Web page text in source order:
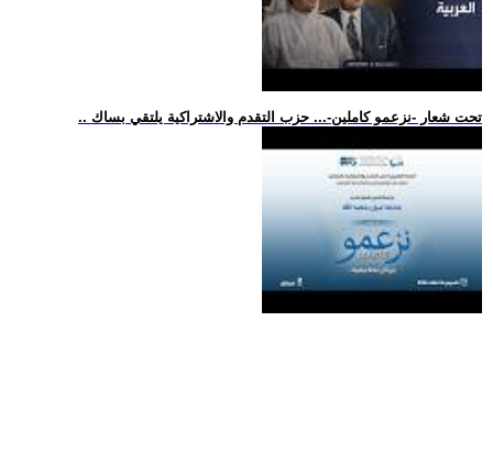
.. تحت شعار -نزعمو كاملين-... حزب التقدم والاشتراكية يلتقي بساك